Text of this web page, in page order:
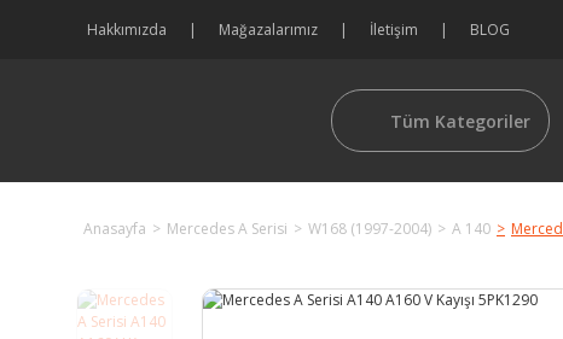
Hakkımızda Mağazalarımız İletişim BLOG
Tüm Kategoriler
Anasayfa Mercedes A Serisi W168 (1997-2004) A 140